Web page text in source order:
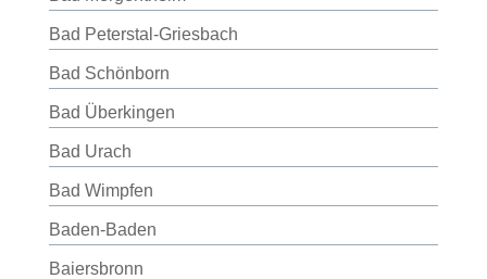
Bad Peterstal-Griesbach
Bad Schönborn
Bad Überkingen
Bad Urach
Bad Wimpfen
Baden-Baden
Baiersbronn